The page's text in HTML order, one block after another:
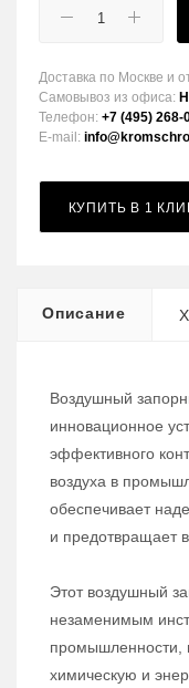
Доставка по Москве и
Самовывоз из офиса:
Телефон: +7 (495) 268-
E-mail:
КУПИТЬ В 1
Описание
Воздушный
инновационное
эффективного
воздуха в
обеспечивает
и предотвращает
Этот воздушный
незаменимым
промышленности,
химическую и